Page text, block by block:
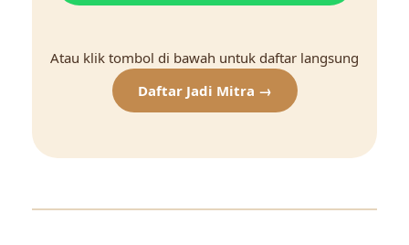
Atau klik tombol di bawah untuk daftar langsung
Daftar Jadi Mitra →